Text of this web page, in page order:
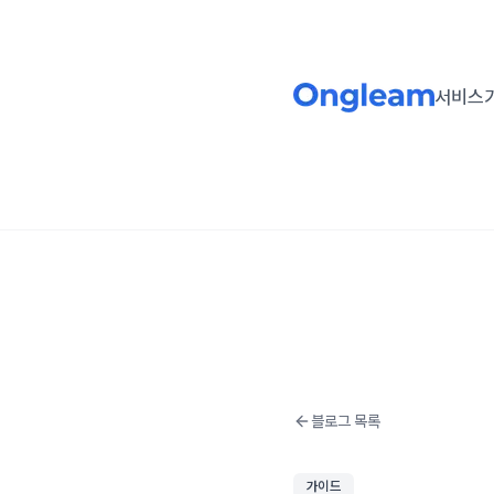
서비스
블로그 목록
가이드